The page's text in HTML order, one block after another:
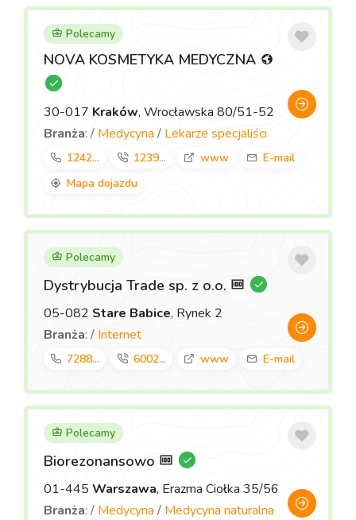
Polecamy
NOVA KOSMETYKA MEDYCZNA
30-017 Kraków, Wrocławska 80/51-52
Branża: / Medycyna / Lekarze specjaliści
1242... 1239... www
E-mail
Mapa dojazdu
Polecamy
Dystrybucja Trade sp. z o.o.
05-082 Stare Babice, Rynek 2
Branża: / Internet
7288... 6002... www E-mail
Polecamy
Biorezonansowo
01-445 Warszawa, Erazma Ciołka 35/56
Branża: / Medycyna / Medycyna naturalna